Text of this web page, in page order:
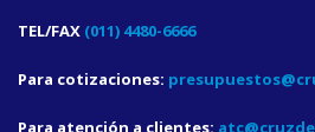
TEL/FAX (011) 4480-6666
Para cotizaciones: